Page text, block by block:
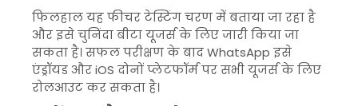
फिलहाल यह फीचर टेस्टिंग चरण में बताया जा रहा है
और इसे चुनिंदा बीटा यूजर्स के लिए जारी किया जा
सकता है। सफल परीक्षण के बाद WhatsApp इसे
एंड्रॉयड और iOS दोनों प्लेटफॉर्म पर सभी यूजर्स के लिए
रोलआउट कर सकता है।